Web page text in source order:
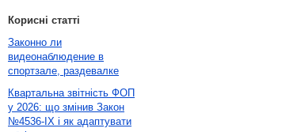
Корисні статті
Законно ли
видеонаблюдение в
спортзале, раздевалке
Квартальна звітність ФОП
у 2026: що змінив Закон
№4536-IX і як адаптувати